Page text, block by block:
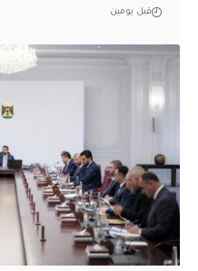
قبل يومين